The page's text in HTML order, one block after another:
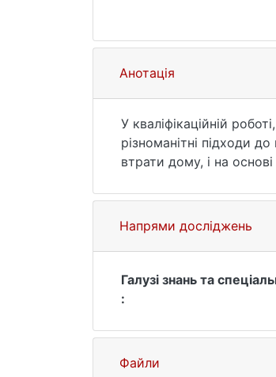
Анотація
У кваліфікаційній
різноманітні підходи
втрати дому, і на
Напрями досліджень
Галузі знань та
:
Файли